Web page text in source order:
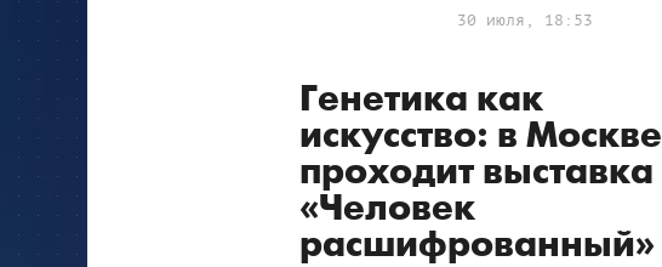
30 июля, 18:53
Генетика как
искусство: в Москве
проходит выставка
«Человек
расшифрованный»